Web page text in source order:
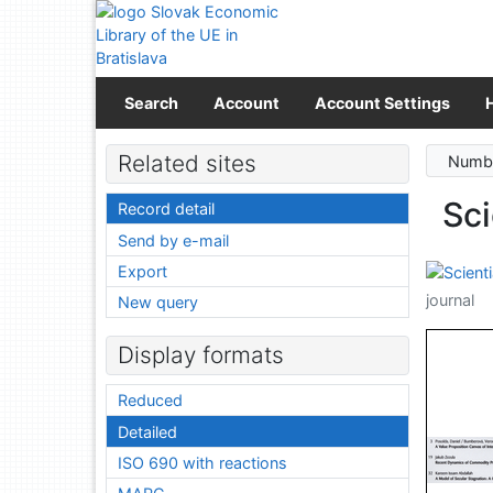
Go to content
Go to menu
Accessibility declaration
Search Account Account Settings
journal
Related sites
Record detail
Send by e-mail
Export
New query
Display formats
Reduced
Detailed
ISO 690 with reactions